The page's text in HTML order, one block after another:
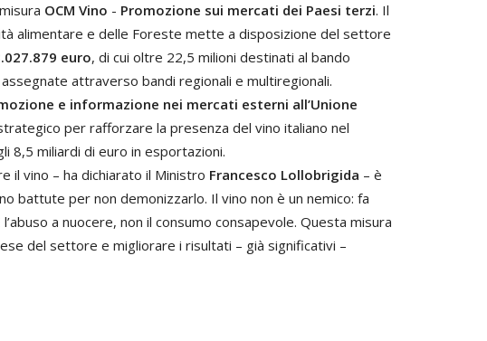
OCM Vino - Promozione sui mercati dei Paesi terzi. Il
alimentare e delle Foreste mette a disposizione del settore
euro, di cui oltre 22,5 milioni destinati al bando
attraverso bandi regionali e multiregionali.
e informazione nei mercati esterni all’Unione
per rafforzare la presenza del vino italiano nel
8,5 miliardi di euro in esportazioni.
il vino – ha dichiarato il Ministro Francesco Lollobrigida – è
battute per non demonizzarlo. Il vino non è un nemico: fa
a nuocere, non il consumo consapevole. Questa misura
del settore e migliorare i risultati – già significativi –